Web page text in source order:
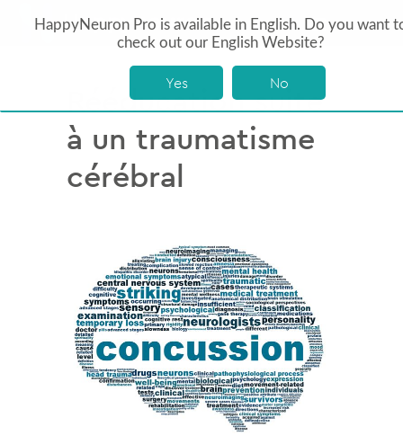
Rééducation suite
à un traumatisme
cérébral
HappyNeuron Pro is available in English. Do you want
check out our English Website?
Yes No